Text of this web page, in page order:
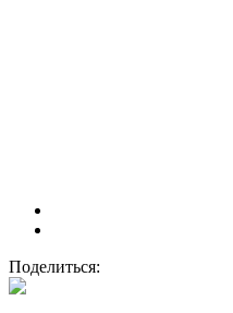
Поделиться: